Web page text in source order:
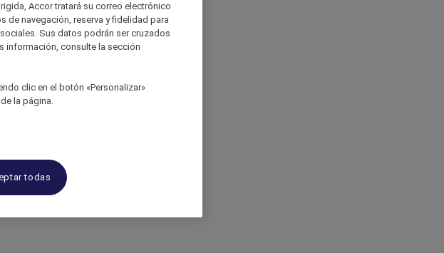
Accor tratará su correo electrónico
de navegación, reserva y fidelidad para
Sus datos podrán ser cruzados
información, consulte la sección
clic en el botón «Personalizar»
la página.
todas